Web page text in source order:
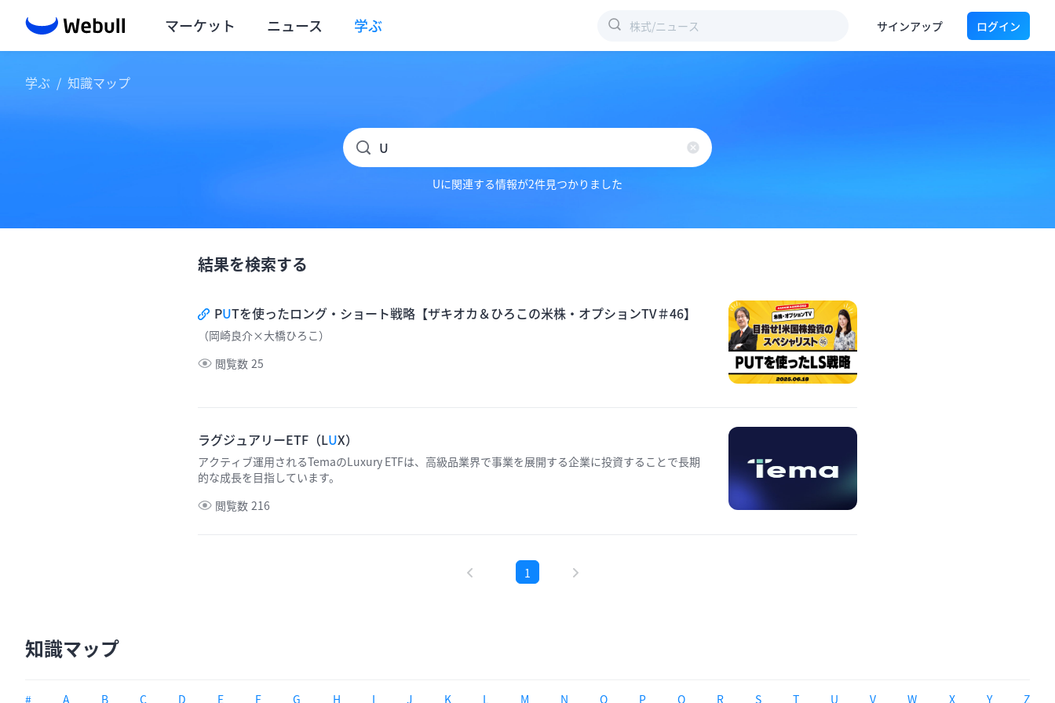
マーケット ニュース 学ぶ サインアップ ログイン
学ぶ / 知識マップ
Uに関連する情報が2件見つかりました
結果を検索する
PUTを使ったロング・ショート戦略【ザキオカ＆ひろこの米株・オプションTV＃46】
（岡崎良介×大橋ひろこ）
閲覧数 25
ラグジュアリーETF（LUX）
アクティブ運用されるTemaのLuxury ETFは、高級品業界で事業を展開する企業に投資することで長期
的な成長を目指しています。
閲覧数 216
1
知識マップ
# A B C D E F G H I J K L M N O P Q R S T U V W X Y Z